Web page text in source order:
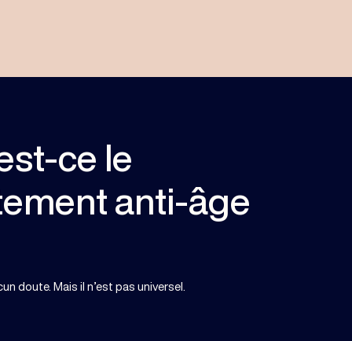
ce le
anti-âge
doute. Mais il n’est pas universel.